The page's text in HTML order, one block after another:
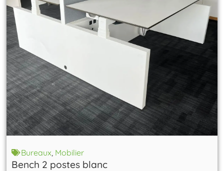
Bureaux Mobilier
Bench 2 postes blanc